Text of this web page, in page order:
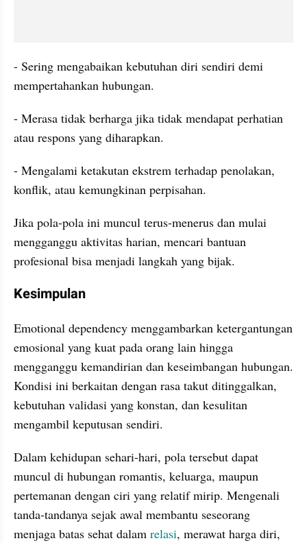
- Sering mengabaikan kebutuhan diri sendiri demi
mempertahankan hubungan.
- Merasa tidak berharga jika tidak mendapat perhatian
atau respons yang diharapkan.
- Mengalami ketakutan ekstrem terhadap penolakan,
konflik, atau kemungkinan perpisahan.
Jika pola-pola ini muncul terus-menerus dan mulai
mengganggu aktivitas harian, mencari bantuan
profesional bisa menjadi langkah yang bijak.
Kesimpulan
Emotional dependency menggambarkan ketergantungan
emosional yang kuat pada orang lain hingga
mengganggu kemandirian dan keseimbangan hubungan.
Kondisi ini berkaitan dengan rasa takut ditinggalkan,
kebutuhan validasi yang konstan, dan kesulitan
mengambil keputusan sendiri.
Dalam kehidupan sehari-hari, pola tersebut dapat
muncul di hubungan romantis, keluarga, maupun
pertemanan dengan ciri yang relatif mirip. Mengenali
tanda-tandanya sejak awal membantu seseorang
menjaga batas sehat dalam relasi, merawat harga diri,